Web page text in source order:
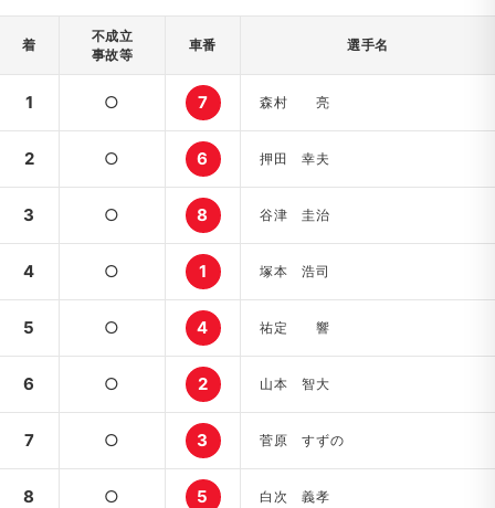
着
不成立
事故等
車番 選手名
1 ○ 7 森村 亮
2 ○ 6 押田 幸夫
3 ○ 8 谷津 圭治
4 ○ 1 塚本 浩司
5 ○ 4 祐定 響
6 ○ 2 山本 智大
7 ○ 3 菅原 すずの
8 ○ 5 白次 義孝